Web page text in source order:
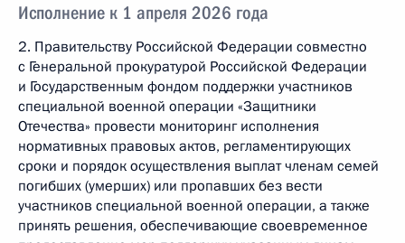
Исполнение к 1 апреля 2026 года
2. Правительству Российской Федерации совместно
с Генеральной прокуратурой Российской Федерации
и Государственным фондом поддержки участников
специальной военной операции «Защитники
Отечества» провести мониторинг исполнения
нормативных правовых актов, регламентирующих
сроки и порядок осуществления выплат членам семей
погибших (умерших) или пропавших без вести
участников специальной военной операции, а также
принять решения, обеспечивающие своевременное